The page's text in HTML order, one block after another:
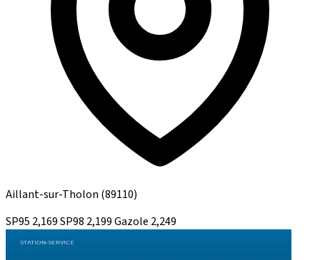
Aillant-sur-Tholon (89110)
SP95 2,169SP98 2,199Gazole 2,249